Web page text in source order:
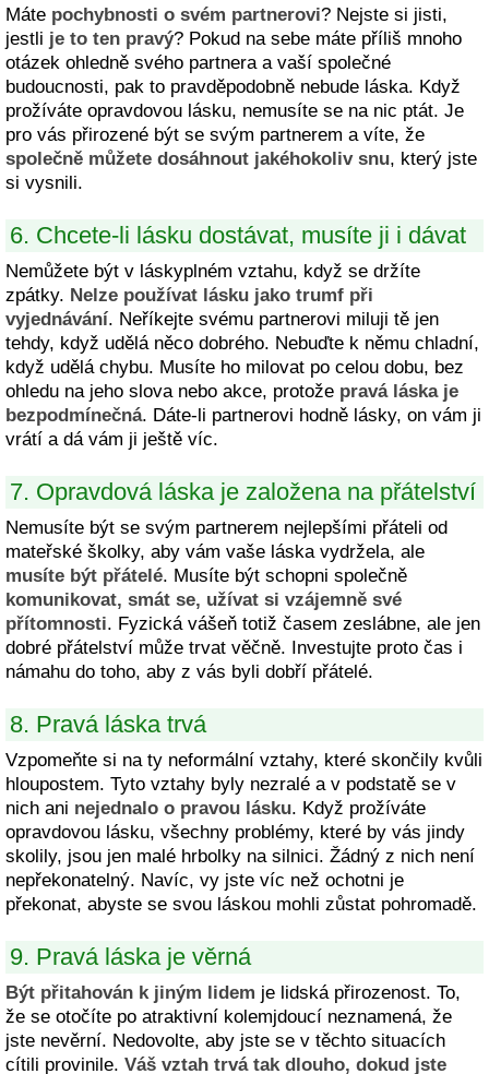
Máte pochybnosti o svém partnerovi? Nejste si jisti,
jestli je to ten pravý? Pokud na sebe máte příliš mnoho
otázek ohledně svého partnera a vaší společné
budoucnosti, pak to pravděpodobně nebude láska. Když
prožíváte opravdovou lásku, nemusíte se na nic ptát. Je
pro vás přirozené být se svým partnerem a víte, že
společně můžete dosáhnout jakéhokoliv snu, který jste
si vysnili.
6. Chcete-li lásku dostávat, musíte ji i dávat
Nemůžete být v láskyplném vztahu, když se držíte
zpátky. Nelze používat lásku jako trumf při
vyjednávání. Neříkejte svému partnerovi miluji tě jen
tehdy, když udělá něco dobrého. Nebuďte k němu chladní,
když udělá chybu. Musíte ho milovat po celou dobu, bez
ohledu na jeho slova nebo akce, protože pravá láska je
bezpodmínečná. Dáte-li partnerovi hodně lásky, on vám ji
vrátí a dá vám ji ještě víc.
7. Opravdová láska je založena na přátelství
Nemusíte být se svým partnerem nejlepšími přáteli od
mateřské školky, aby vám vaše láska vydržela, ale
musíte být přátelé. Musíte být schopni společně
komunikovat, smát se, užívat si vzájemně své
přítomnosti. Fyzická vášeň totiž časem zeslábne, ale jen
dobré přátelství může trvat věčně. Investujte proto čas i
námahu do toho, aby z vás byli dobří přátelé.
8. Pravá láska trvá
Vzpomeňte si na ty neformální vztahy, které skončily kvůli
hloupostem. Tyto vztahy byly nezralé a v podstatě se v
nich ani nejednalo o pravou lásku. Když prožíváte
opravdovou lásku, všechny problémy, které by vás jindy
skolily, jsou jen malé hrbolky na silnici. Žádný z nich není
nepřekonatelný. Navíc, vy jste víc než ochotni je
překonat, abyste se svou láskou mohli zůstat pohromadě.
9. Pravá láska je věrná
Být přitahován k jiným lidem je lidská přirozenost. To,
že se otočíte po atraktivní kolemjdoucí neznamená, že
jste nevěrní. Nedovolte, aby jste se v těchto situacích
cítili provinile. Váš vztah trvá tak dlouho, dokud jste